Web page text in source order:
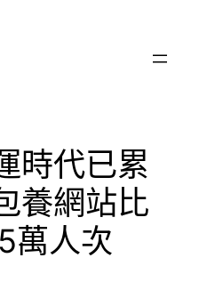
時代已累
養網站比
萬人次